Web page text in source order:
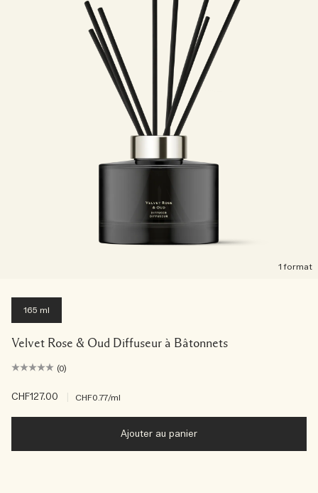
1 format
165 ml
Velvet Rose & Oud Diffuseur à Bâtonnets
(0)
CHF127.00 CHF0.77/ml
Ajouter au panier